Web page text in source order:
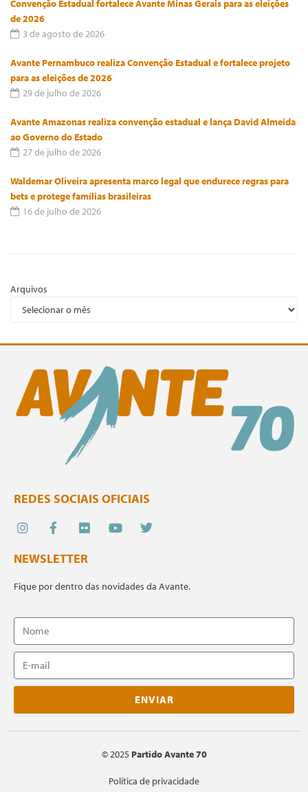
Convenção Estadual fortalece Avante Minas Gerais para as eleições
de 2026
3 de agosto de 2026
Avante Pernambuco realiza Convenção Estadual e fortalece projeto
para as eleições de 2026
29 de julho de 2026
Avante Amazonas realiza convenção estadual e lança David Almeida
ao Governo do Estado
27 de julho de 2026
Waldemar Oliveira apresenta marco legal que endurece regras para
bets e protege famílias brasileiras
16 de julho de 2026
Arquivos
REDES SOCIAIS OFICIAIS
NEWSLETTER
Fique por dentro das novidades da Avante.
ENVIAR
©2025Partido Avante 70
Política de privacidade